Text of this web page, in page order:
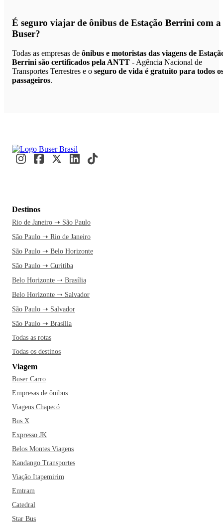
É seguro viajar de ônibus de Estação Berrini com a
Buser?
Todas as empresas de ônibus e motoristas das viagens de
Berrini são certificados pela ANTT - Agência Nacional de
Transportes Terrestres e o seguro de vida é gratuito para todos
passageiros.
Destinos
Rio de Janeiro ➝ São Paulo
São Paulo ➝ Rio de Janeiro
São Paulo ➝ Belo Horizonte
São Paulo ➝ Curitiba
Belo Horizonte ➝ Brasília
Belo Horizonte ➝ Salvador
São Paulo ➝ Salvador
São Paulo ➝ Brasília
Todas as rotas
Todas os destinos
Viagem
Buser Carro
Empresas de ônibus
Viagens Chapecó
Bus X
Expresso JK
Belos Montes Viagens
Kandango Transportes
Viação Itapemirim
Emtram
Catedral
Star Bus